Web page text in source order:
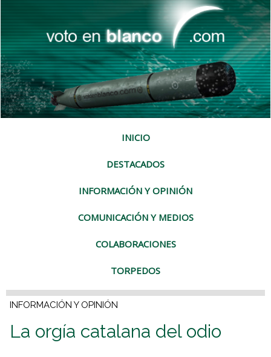
INICIO
DESTACADOS
INFORMACIÓN Y OPINIÓN
COMUNICACIÓN Y MEDIOS
COLABORACIONES
TORPEDOS
INFORMACIÓN Y OPINIÓN
La orgía catalana del odio